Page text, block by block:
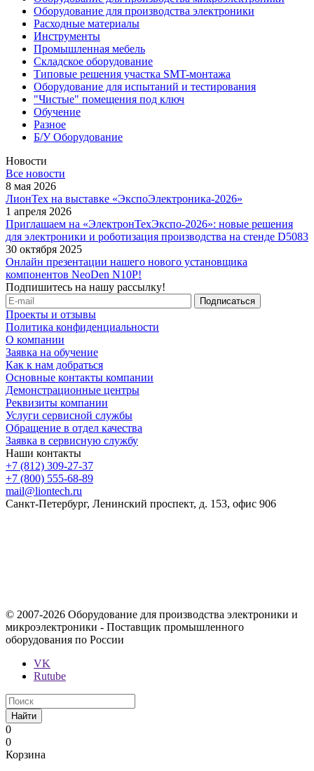
Оборудование для производства электроники
Расходные материалы
Инструменты
Промышленная мебель
Складское оборудование
Типовые решения участка SMT-монтажа
Оборудование для испытаний и тестирования
"Чистые" помещения под ключ
Обучение
Разное
Б/У Оборудование
Новости
Все новости
8 мая 2026
ЛионТех на выставке «ЭкспоЭлектроника-2026»
1 апреля 2026
Приглашаем на «ЭлектронТехЭкспо-2026»: новые решения
для электроники и роботизация производства на стенде D5083
30 октября 2025
Онлайн презентации нашего нового установщика
компонентов NeoDen N10P!
Подпишитесь на нашу рассылку!
Проекты и отзывы
Политика конфиденциальности
О компании
Заявка на обучение
Как к нам добраться
Основные контакты компании
Демонстрационные центры
Реквизиты компании
Услуги сервисной службы
Обращение в отдел качества
Заявка в сервисную службу
Наши контакты
+7 (812) 309-27-37
+7 (800) 555-68-89
mail@liontech.ru
Санкт-Петербург, Ленинский проспект, д. 153, офис 906
© 2007-2026 Оборудование для производства электроники и
микроэлектроники - Поставщик промышленного
оборудования по России
VK
Rutube
Найти
0
0
Корзина